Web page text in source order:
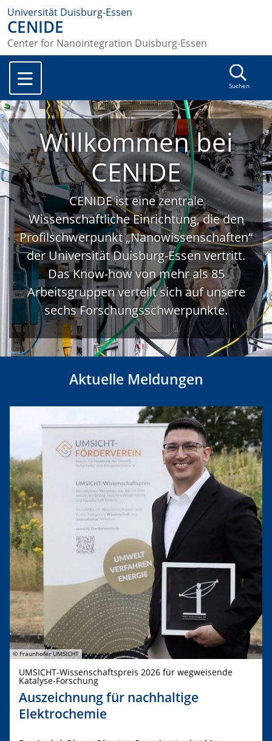
Universität Duisburg-Essen
CENIDE
Center for Nanointegration Duisburg-Essen
Suchen
Willkommen bei
CENIDE
CENIDE ist eine zentrale
Wissenschaftliche Einrichtung, die den
Profilschwerpunkt „Nanowissenschaften“
der Universität Duisburg-Essen vertritt.
Das Know-how von mehr als 85
Arbeitsgruppen verteilt sich auf unsere
sechs Forschungsschwerpunkte.
Aktuelle Meldungen
© Fraunhofer UMSICHT
UMSICHT-Wissenschaftspreis 2026 für wegweisende
Katalyse-Forschung
Auszeichnung für nachhaltige
Elektrochemie